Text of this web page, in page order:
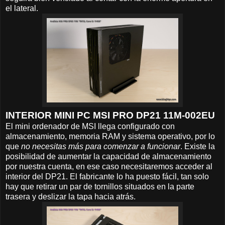
el lateral.
INTERIOR MINI PC MSI PRO DP21 11M-002EU
El mini ordenador de MSI llega configurado con
almacenamiento, memoria RAM y sistema operativo, por lo
que no necesitas más para comenzar a funcionar. Existe la
posibilidad de aumentar la capacidad de almacenamiento
por nuestra cuenta, en ese caso necesitaremos acceder al
interior del DP21. El fabricante lo ha puesto fácil, tan solo
hay que retirar un par de tornillos situados en la parte
trasera y deslizar la tapa hacia atrás.